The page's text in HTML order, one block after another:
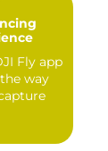
Fly app
way